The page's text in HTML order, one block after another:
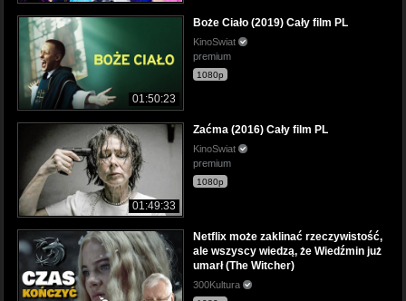
01:50:23
Boże Ciało (2019) Cały film PL
KinoSwiat
premium
1080p
01:49:33
Zaćma (2016) Cały film PL
KinoSwiat
premium
1080p
Netflix może zaklinać rzeczywistość,
ale wszyscy wiedzą, że Wiedźmin już
umarł (The Witcher)
300Kultura